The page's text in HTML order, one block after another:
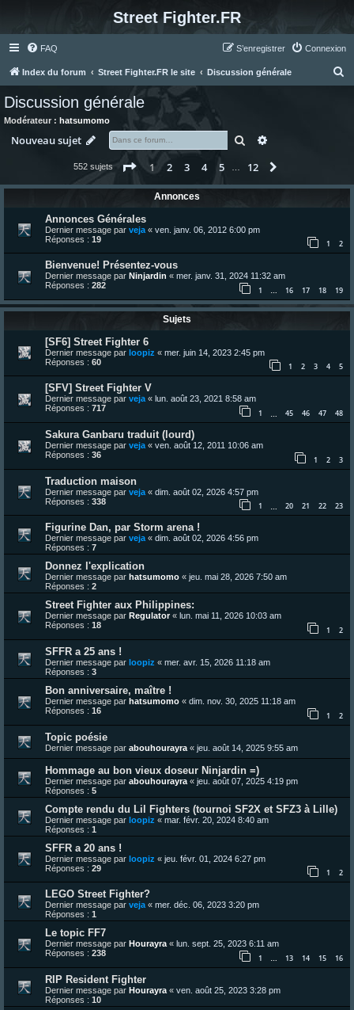
Street Fighter.FR
FAQ Connexion
S’enregistrer
Index du forum Street Fighter.FR le site Discussion générale
c
Discussion générale
Modérateur : hatsumomo
Nouveau sujet Rechercher
552 sujets Page 1sur12
1 2 3 4 5 12
Annonces
Annonces Générales
Dernier message par veja « ven. janv. 06, 2012 6:00 pm
Réponses : 19 1 2
Bienvenue! Présentez-vous
Dernier message par Ninjardin « mer. janv. 31, 2024 11:32 am
Réponses : 282 1 … 16 17 18 19
Sujets
[SF6] Street Fighter 6
Dernier message par loopiz « mer. juin 14, 2023 2:45 pm
Réponses : 60 1 2 3 4 5
[SFV] Street Fighter V
Dernier message par veja« lun. août 23, 2021 8:58 am
Réponses : 717 1 45 46 47 48
Sakura Ganbaru traduit (lourd)
Dernier message par veja « ven. août 12, 2011 10:06 am
Réponses : 36 1 2 3
Traduction maison
Dernier message par veja « dim. août 02, 2026 4:57 pm
Réponses : 338 1 20 21 22 23
Figurine Dan, par Storm arena !
Dernier message par veja « dim. août 02, 2026 4:56 pm
Réponses : 7
Donnez l'explication
Dernier message par hatsumomo « jeu. mai 28, 2026 7:50 am
Réponses : 2
Street Fighter aux Philippines:
Dernier message par Regulator« lun. mai 11, 2026 10:03 am
Réponses : 18 1 2
SFFR a 25 ans !
Dernier message par loopiz « mer. avr. 15, 2026 11:18 am
Réponses : 3
Bon anniversaire, maître !
Dernier message par hatsumomo « dim. nov. 30, 2025 11:18 am
Réponses : 16 1 2
Topic poésie
Dernier message par abouhourayra « jeu. août 14, 2025 9:55 am
Hommage au bon vieux doseur Ninjardin =)
Dernier message par abouhourayra « jeu. août 07, 2025 4:19 pm
Réponses : 5
Compte rendu du Lil Fighters (tournoi SF2X et SFZ3 à Lille)
Dernier message par loopiz « mar. févr. 20, 2024 8:40 am
Réponses : 1
SFFR a 20 ans !
Dernier message par loopiz « jeu. févr. 01, 2024 6:27 pm
Réponses : 29 1 2
LEGO Street Fighter?
Dernier message par veja « mer. déc. 06, 2023 3:20 pm
Réponses : 1
Le topic FF7
Dernier message par Hourayra « lun. sept. 25, 2023 6:11 am
Réponses : 238 1 … 13 14 15 16
RIP Resident Fighter
Dernier message par Hourayra « ven. août 25, 2023 3:28 pm
Réponses : 10